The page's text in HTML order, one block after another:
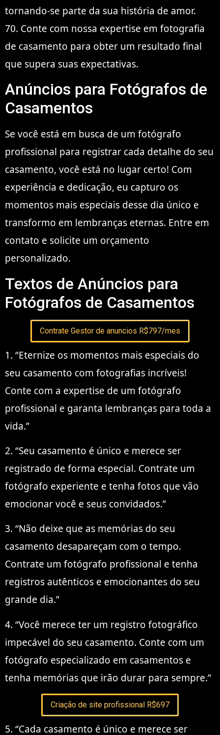
tornando-se parte da sua história de amor.
70. Conte com nossa expertise em fotografia
de casamento para obter um resultado final
que supera suas expectativas.
Anúncios para Fotógrafos de
Casamentos
Se você está em busca de um fotógrafo
profissional para registrar cada detalhe do seu
casamento, você está no lugar certo! Com
experiência e dedicação, eu capturo os
momentos mais especiais desse dia único e
transformo em lembranças eternas. Entre em
contato e solicite um orçamento
personalizado.
Textos de Anúncios para
Fotógrafos de Casamentos
Contrate Gestor de anuncios R$797/mes
1. “Eternize os momentos mais especiais do
seu casamento com fotografias incríveis!
Conte com a expertise de um fotógrafo
profissional e garanta lembranças para toda a
vida.”
2. “Seu casamento é único e merece ser
registrado de forma especial. Contrate um
fotógrafo experiente e tenha fotos que vão
emocionar você e seus convidados.”
3. “Não deixe que as memórias do seu
casamento desapareçam com o tempo.
Contrate um fotógrafo profissional e tenha
registros autênticos e emocionantes do seu
grande dia.”
4. “Você merece ter um registro fotográfico
impecável do seu casamento. Conte com um
fotógrafo especializado em casamentos e
tenha memórias que irão durar para sempre.”
Criação de site profissional R$697
5. “Cada casamento é único e merece ser